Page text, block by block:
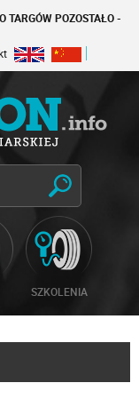
POZOSTAŁO -1 DNI
SZKOLENIA